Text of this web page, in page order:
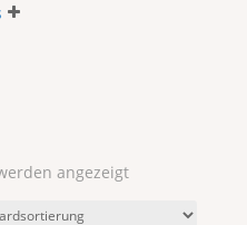
angezeigt